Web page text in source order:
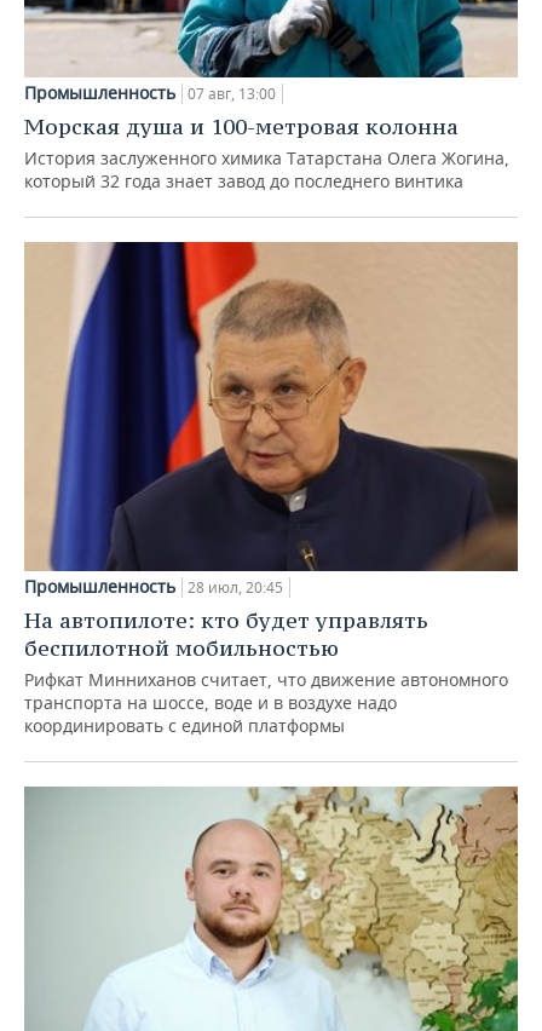
Промышленность 07 авг, 13:00
Морская душа и 100-метровая колонна
История заслуженного химика Татарстана Олега Жогина,
который 32 года знает завод до последнего винтика
Промышленность 28 июл, 20:45
На автопилоте: кто будет управлять
беспилотной мобильностью
Рифкат Минниханов считает, что движение автономного
транспорта на шоссе, воде и в воздухе надо
координировать с единой платформы